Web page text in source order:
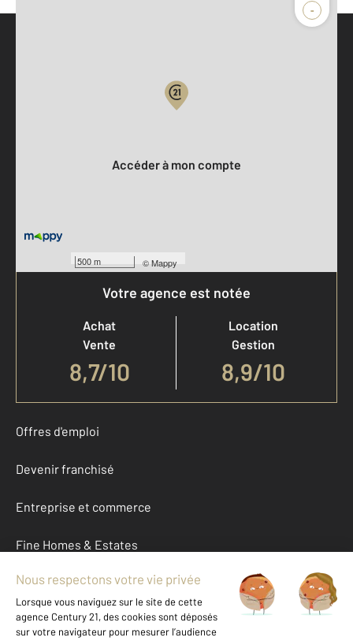
-
500 m ©Mappy
Accéder à mon compte
Votre agence est notée
Achat
Vente
8,7/10
Location
Gestion
8,9/10
Offres d'emploi
Devenir franchisé
Entreprise et commerce
Fine Homes & Estates
À propos
International